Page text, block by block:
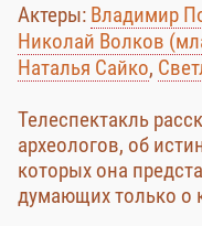
Актеры: Владимир
Николай Волков
Наталья Сайко,
Телеспектакль
археологов, об
которых она
думающих только о